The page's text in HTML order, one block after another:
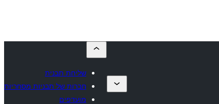
שליחת תבנית
חברות של תבניות מסחריות
מועדפים